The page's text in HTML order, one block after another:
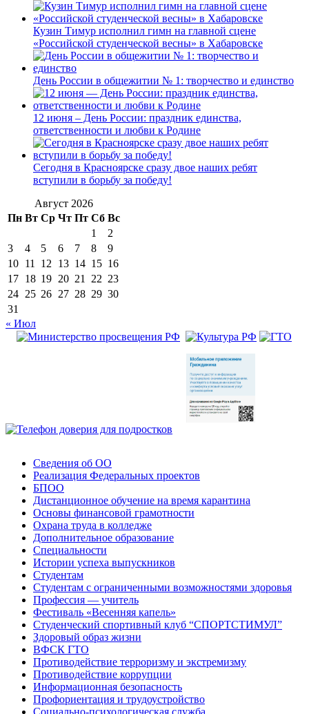
Кузин Тимур исполнил гимн на главной сцене
«Российской студенческой весны» в Хабаровске
День России в общежитии № 1: творчество и единство
12 июня – День России: праздник единства,
ответственности и любви к Родине
Сегодня в Красноярске сразу двое наших ребят
вступили в борьбу за победу!
Август 2026
Пн Вт Ср Чт Пт Сб Вс
1
2
3
4 5 6 7 8
9
10 11 12 13 14 15 16
17 18 19 20 21 22 23
24 25 26 27 28 29 30
31
« Июл
Сведения об ОО
Реализация Федеральных проектов
БПОО
Дистанционное обучение на время карантина
Основы финансовой грамотности
Охрана труда в колледже
Дополнительное образование
Специальности
Истории успеха выпускников
Студентам
Студентам с ограниченными возможностями здоровья
Профессия — учитель
Фестиваль «Весенняя капель»
Студенческий спортивный клуб “СПОРТСТИМУЛ”
Здоровый образ жизни
ВФСК ГТО
Противодействие терроризму и экстремизму
Противодействие коррупции
Информационная безопасность
Профориентация и трудоустройство
Социально-психологическая служба